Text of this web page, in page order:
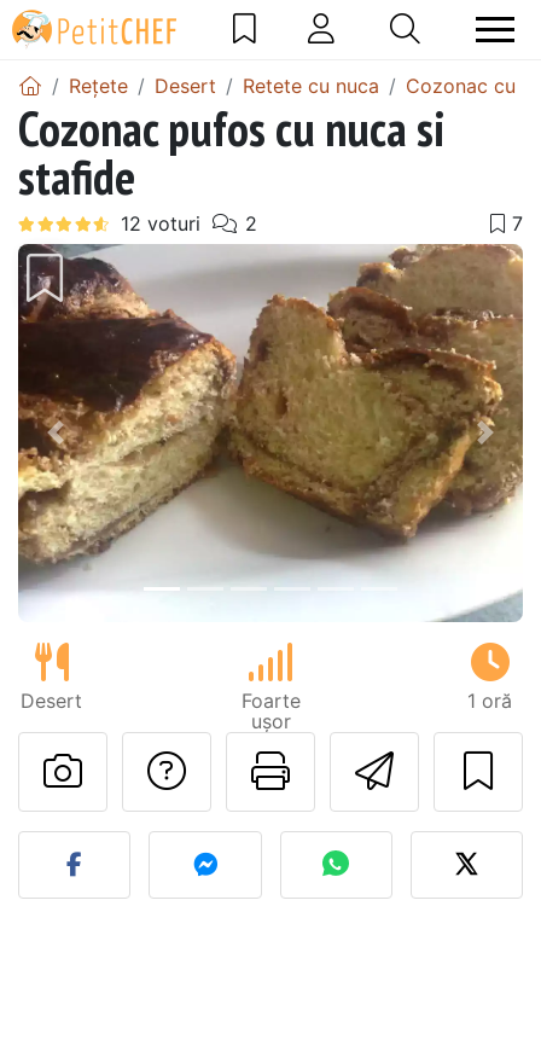
Rețete Desert Retete cu nuca Cozonac cu
Cozonac pufos cu nuca si
stafide
Precedentul
Desert
Foarte
ușor
1 oră
Printează
Adresează o
Postează o poză cu